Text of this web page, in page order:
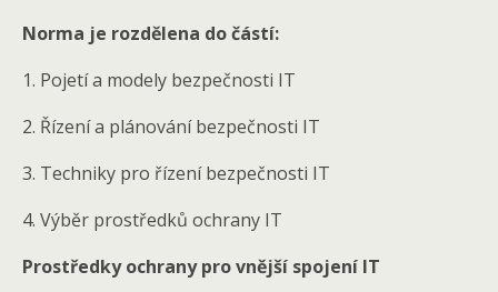
Norma je rozdělena do částí:
1. Pojetí a modely bezpečnosti IT
2. Řízení a plánování bezpečnosti IT
3. Techniky pro řízení bezpečnosti IT
4. Výběr prostředků ochrany IT
Prostředky ochrany pro vnější spojení IT